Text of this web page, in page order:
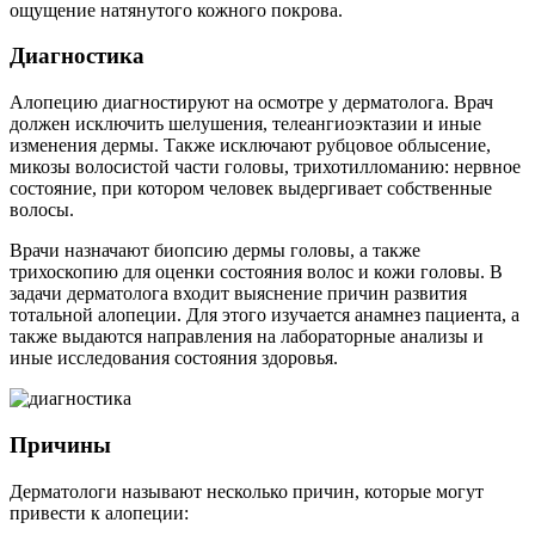
ощущение натянутого кожного покрова.
Диагностика
Алопецию диагностируют на осмотре у дерматолога. Врач
должен исключить шелушения, телеангиоэктазии и иные
изменения дермы. Также исключают рубцовое облысение,
микозы волосистой части головы, трихотилломанию: нервное
состояние, при котором человек выдергивает собственные
волосы.
Врачи назначают биопсию дермы головы, а также
трихоскопию для оценки состояния волос и кожи головы. В
задачи дерматолога входит выяснение причин развития
тотальной алопеции. Для этого изучается анамнез пациента, а
также выдаются направления на лабораторные анализы и
иные исследования состояния здоровья.
Причины
Дерматологи называют несколько причин, которые могут
привести к алопеции: